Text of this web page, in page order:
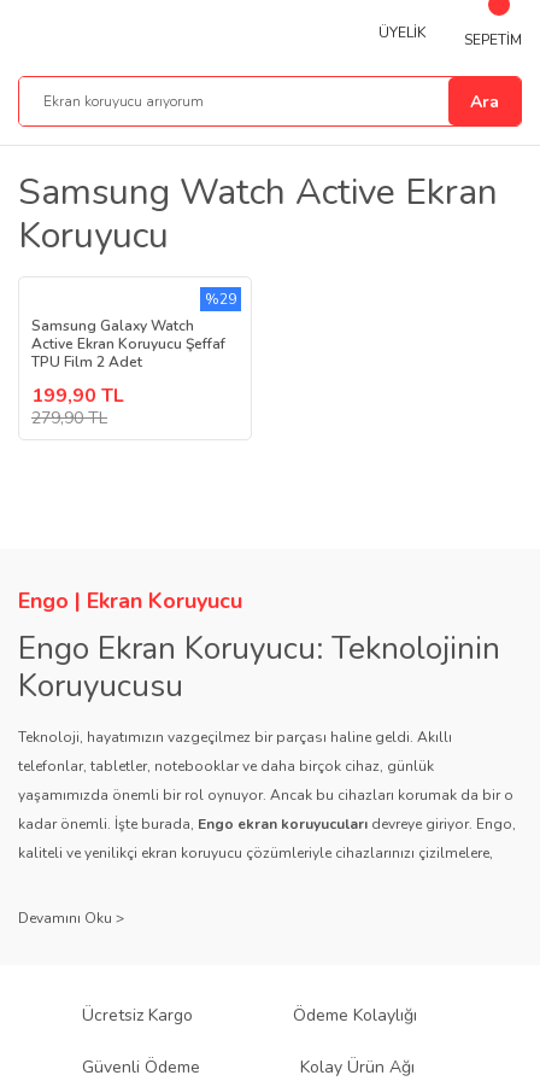
Ara
ÜYELİK SEPETİM
Samsung Watch Active Ekran
Koruyucu
Samsung Galaxy Watch
Active Ekran Koruyucu Şeffaf
TPU Film 2 Adet
199,90 TL
279,90 TL
%29
Engo | Ekran Koruyucu
Engo Ekran Koruyucu: Teknolojinin
Koruyucusu
Teknoloji, hayatımızın vazgeçilmez bir parçası haline geldi. Akıllı
telefonlar, tabletler, notebooklar ve daha birçok cihaz, günlük
yaşamımızda önemli bir rol oynuyor. Ancak bu cihazları korumak da bir o
kadar önemli. İşte burada, Engo ekran koruyucuları devreye giriyor. Engo,
kaliteli ve yenilikçi ekran koruyucu çözümleriyle cihazlarınızı çizilmelere,
sağlıyor.
Engo ekran koruyucuları
, uzun yıllara dayanan tecrübesi ve teknolojiye
ürününü titiz bir kalite kontrol sürecinden geçirir. Kullanıcı dostu tasarımı
Ücretsiz Kargo Ödeme Kolaylığı
Güvenli Ödeme Kolay Ürün Ağı